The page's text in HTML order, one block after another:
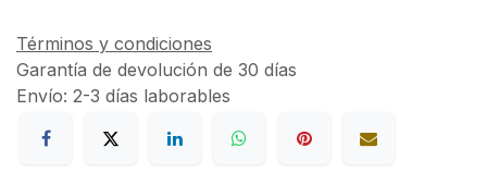
Términos y condiciones
Garantía de devolución de 30 días
Envío: 2-3 días laborables